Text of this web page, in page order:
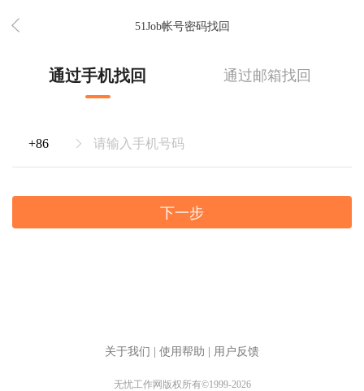
51Job帐号密码找回
通过手机找回 通过邮箱找回
下一步
关于我们 使用帮助 用户反馈
无忧工作网版权所有©1999-2026